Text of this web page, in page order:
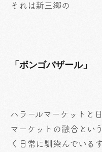
それは新三郷の
「ボンゴバザール」
ハラールマーケットと
マーケットの融合とい
く日常に馴染んでいる